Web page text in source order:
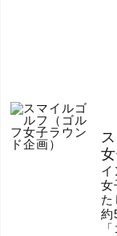
イ
女
た
約